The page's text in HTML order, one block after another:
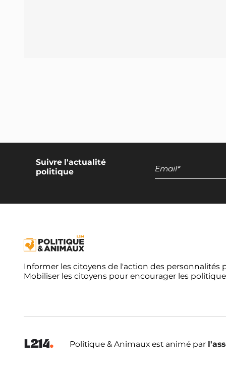
Suivre l'actualité
politique
Informer les citoyens de l'action des personnalités
Mobiliser les citoyens pour encourager les
Politique & Animaux est animé par